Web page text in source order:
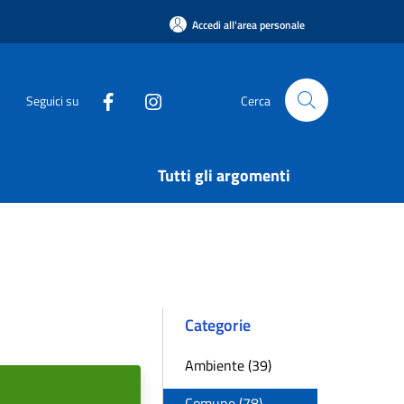
Accedi all'area personale
Seguici su Cerca
Tutti gli argomenti
Categorie
Ambiente (39)